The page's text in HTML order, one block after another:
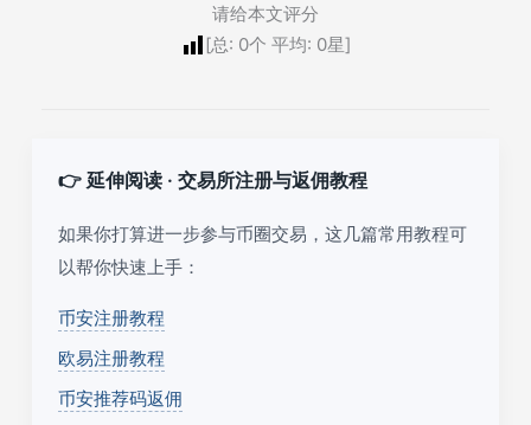
请给本文评分
[总: 0个 平均: 0星]
👉 延伸阅读 · 交易所注册与返佣教程
如果你打算进一步参与币圈交易，这几篇常用教程可
以帮你快速上手：
币安注册教程
欧易注册教程
币安推荐码返佣